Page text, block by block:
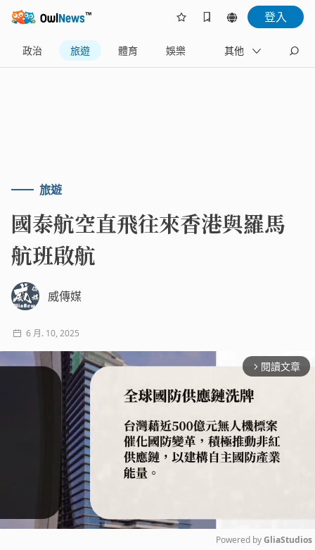
登入
政治 旅遊 體育 娛樂 產業
其他
旅遊
國泰航空直飛往來香港與羅馬
航班啟航
威傳媒
6 月. 10, 2025
arrow_forward_ios 閱讀文章
Powered by GliaStudios